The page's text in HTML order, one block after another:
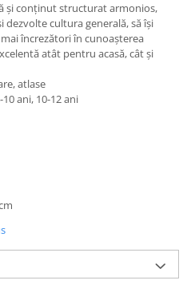
și conținut structurat armonios,
dezvolte cultura generală, să își
încrezători în cunoașterea
atât pentru acasă, cât și
atlase
ani, 10-12 ani